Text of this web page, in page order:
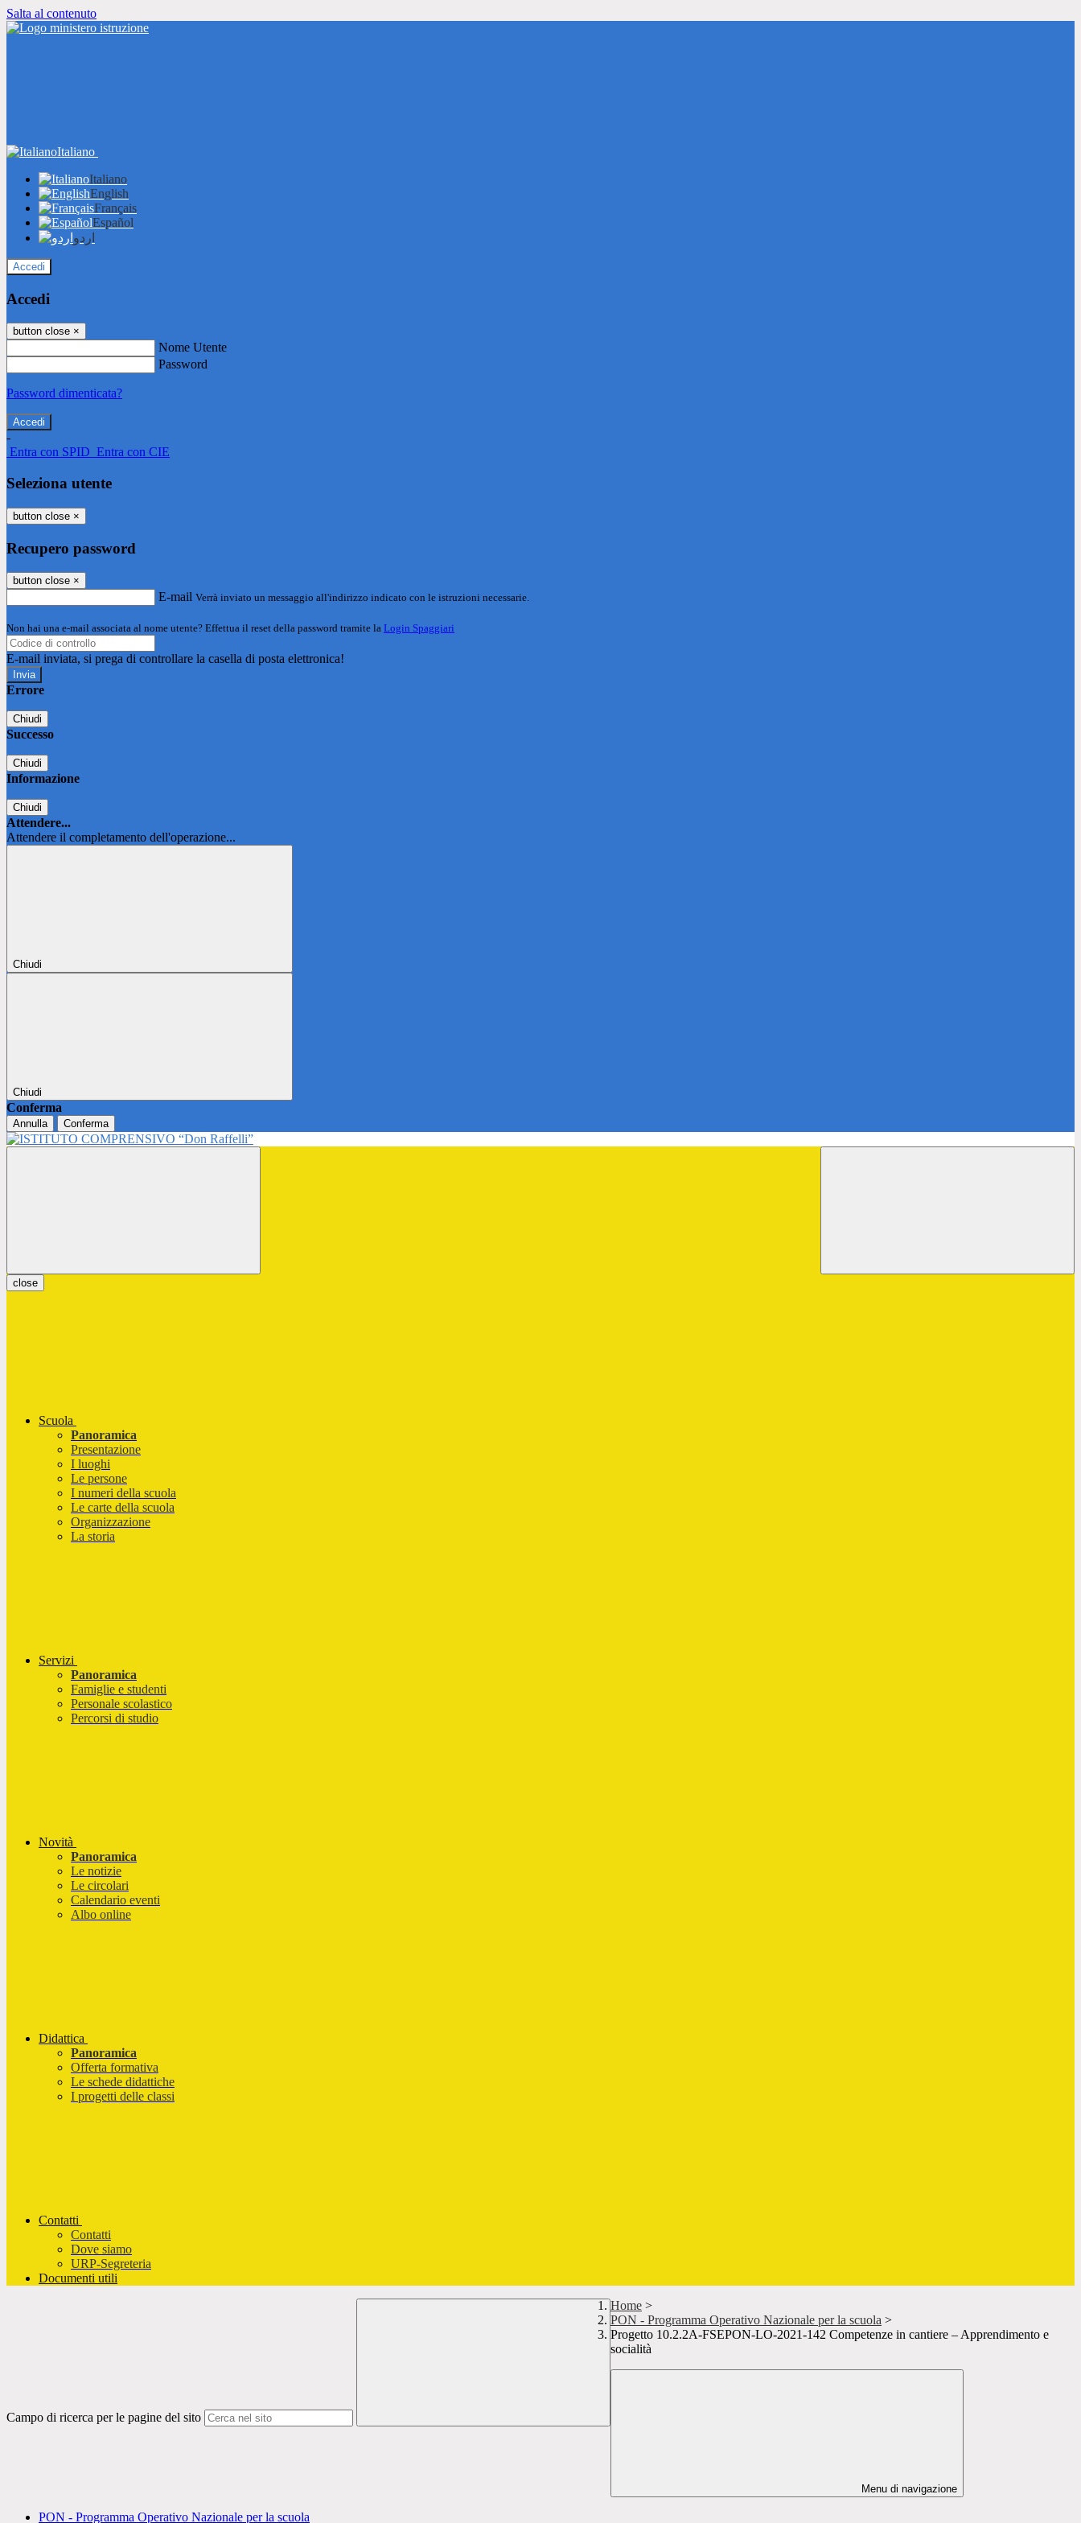
Salta al contenuto
Italiano
Italiano
English
Français
Español
اردو
Accedi
Accedi
button close ×
Nome Utente
Password
Password dimenticata?
-
Entra con SPID Entra con CIE
Seleziona utente
button close ×
Recupero password
button close ×
E-mail Verrà inviato un messaggio all'indirizzo indicato con le istruzioni necessarie.
Non hai una e-mail associata al nome utente? Effettua il reset della password tramite la Login Spaggiari
E-mail inviata, si prega di controllare la casella di posta elettronica!
Errore
Chiudi
Successo
Chiudi
Informazione
Chiudi
Attendere...
Attendere il completamento dell'operazione...
Chiudi
Chiudi
Conferma
Annulla Conferma
close
Scuola
Panoramica
Presentazione
I luoghi
Le persone
I numeri della scuola
Le carte della scuola
Organizzazione
La storia
Servizi
Panoramica
Famiglie e studenti
Personale scolastico
Percorsi di studio
Novità
Panoramica
Le notizie
Le circolari
Calendario eventi
Albo online
Didattica
Panoramica
Offerta formativa
Le schede didattiche
I progetti delle classi
Contatti
Contatti
Dove siamo
URP-Segreteria
Documenti utili
Campo di ricerca per le pagine del sito
Home >
PON - Programma Operativo Nazionale per la scuola >
Progetto 10.2.2A-FSEPON-LO-2021-142 Competenze in cantiere – Apprendimento e
socialità
Menu di navigazione
PON - Programma Operativo Nazionale per la scuola